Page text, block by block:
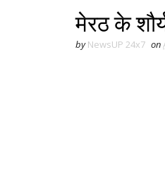
मेरठ के
by NewsUP 24x7 on